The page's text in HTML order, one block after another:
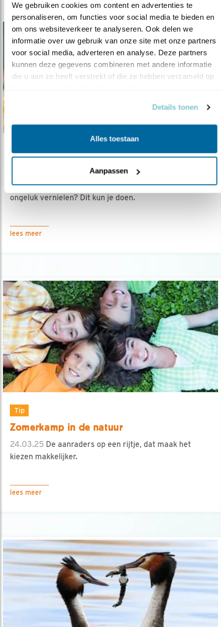
We gebruiken cookies om content en advertenties te
personaliseren, om functies voor social media te bieden en
om ons websiteverkeer te analyseren. Ook delen we
informatie over uw gebruik van onze site met onze partners
voor social media, adverteren en analyse. Deze partners
kunnen deze gegevens combineren met andere informatie
die u aan ze heeft verstrekt of die ze hebben verzameld op
Details tonen
Alles toestaan
Aanpassen
Tip
Nestverstoring? Kom in actie!
01.04.25Zie je iemand vogelnesten expres of per
ongeluk vernielen? Dit kun je doen.
lees meer
Tip
Zomerkamp in de natuur
24.03.25 De aanraders op een rijtje, dat maak het
kiezen makkelijker.
lees meer